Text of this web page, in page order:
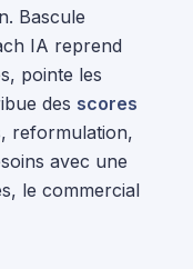
Bascule
IA reprend
pointe les
des scores
reformulation,
avec une
le commercial